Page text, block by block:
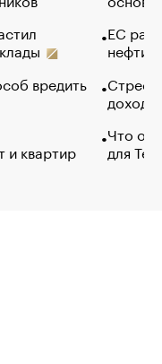
вредить
и квартир
ЕС
нефти
Что
для